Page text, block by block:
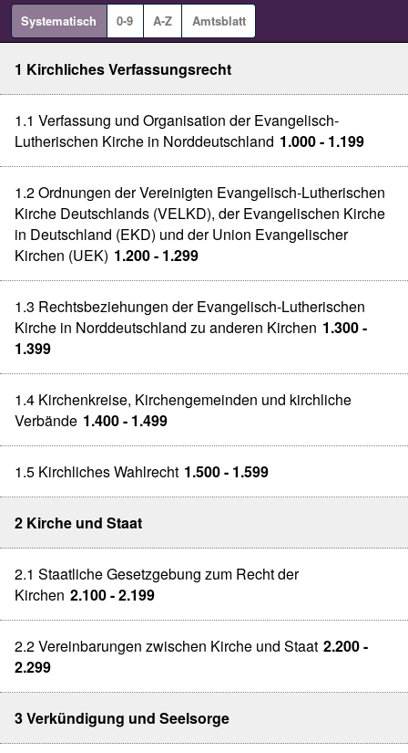
Systematisch 0-9 A-Z Amtsblatt
1 Kirchliches Verfassungsrecht
1.1 Verfassung und Organisation der Evangelisch-
Lutherischen Kirche in Norddeutschland 1.000 - 1.199
1.2 Ordnungen der Vereinigten Evangelisch-Lutherischen
Kirche Deutschlands (VELKD), der Evangelischen Kirche
in Deutschland (EKD) und der Union Evangelischer
Kirchen (UEK) 1.200 - 1.299
1.3 Rechtsbeziehungen der Evangelisch-Lutherischen
Kirche in Norddeutschland zu anderen Kirchen 1.300 -
1.399
1.4 Kirchenkreise, Kirchengemeinden und kirchliche
Verbände 1.400 - 1.499
1.5 Kirchliches Wahlrecht 1.500 - 1.599
2 Kirche und Staat
2.1 Staatliche Gesetzgebung zum Recht der
Kirchen 2.100 - 2.199
2.2 Vereinbarungen zwischen Kirche und Staat 2.200 -
2.299
3 Verkündigung und Seelsorge